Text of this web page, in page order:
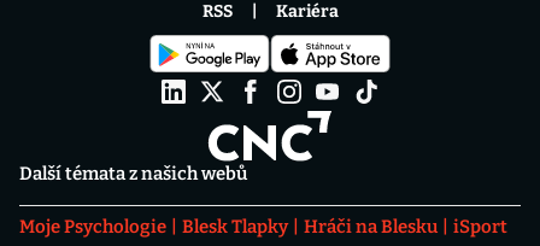
Další témata z našich webů
Moje Psychologie Blesk Tlapky Hráči na Blesku
iSport
RSS Kariéra